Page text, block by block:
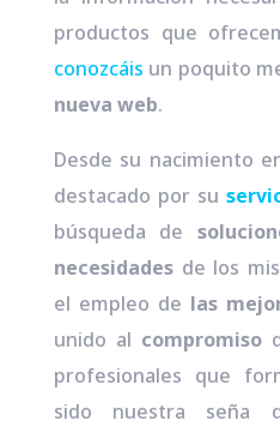
productos que
conozcáis un poquito
nueva web.
Desde su nacimiento
destacado por su
búsqueda de
necesidadesde los
el empleo de las
unido al compromiso
profesionales que
sido nuestra seña